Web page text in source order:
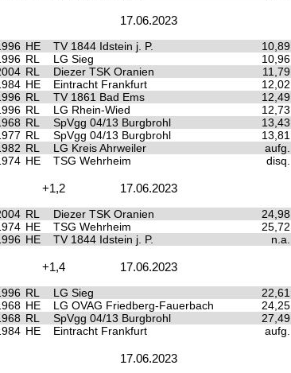
17.06.2023
HE TV 1844 Idstein j. P. 10,89
RL LG Sieg 10,96
RL Diezer TSK Oranien 11,79
HE Eintracht Frankfurt 12,02
RL TV 1861 Bad Ems 12,49
RL LG Rhein-Wied 12,73
RL SpVgg 04/13 Burgbrohl 13,43
RL SpVgg 04/13 Burgbrohl 13,81
RL LG Kreis Ahrweiler
aufg.
HE TSG Wehrheim disq.
+1,2 17.06.2023
RL Diezer TSK Oranien 24,98
HE TSG Wehrheim 25,72
HE TV 1844 Idstein j. P. n.a.
+1,4 17.06.2023
RL LG Sieg 22,61
HE LG OVAG Friedberg-Fauerbach 24,25
RL SpVgg 04/13 Burgbrohl 27,49
HE Eintracht Frankfurt aufg.
17.06.2023